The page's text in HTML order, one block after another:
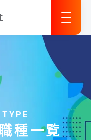
サン インテルネット
種一覧